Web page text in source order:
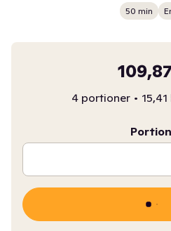
50 min
4 portioner •